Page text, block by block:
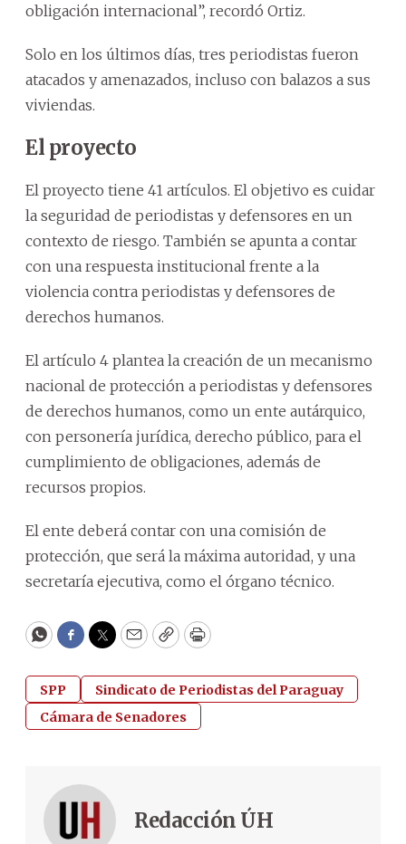
obligación internacional”, recordó Ortiz.
Solo en los últimos días, tres periodistas fueron
atacados y amenazados, incluso con balazos a sus
viviendas.
El proyecto
El proyecto tiene 41 artículos. El objetivo es cuidar
la seguridad de periodistas y defensores en un
contexto de riesgo. También se apunta a contar
con una respuesta institucional frente a la
violencia contra periodistas y defensores de
derechos humanos.
El artículo 4 plantea la creación de un mecanismo
nacional de protección a periodistas y defensores
de derechos humanos, como un ente autárquico,
con personería jurídica, derecho público, para el
cumplimiento de obligaciones, además de
recursos propios.
El ente deberá contar con una comisión de
protección, que será la máxima autoridad, y una
secretaría ejecutiva, como el órgano técnico.
WhatsApp
Facebook
Twitter
EmailCopyPrint
SPP
Sindicato de Periodistas del Paraguay
Cámara de Senadores
Redacción ÚH